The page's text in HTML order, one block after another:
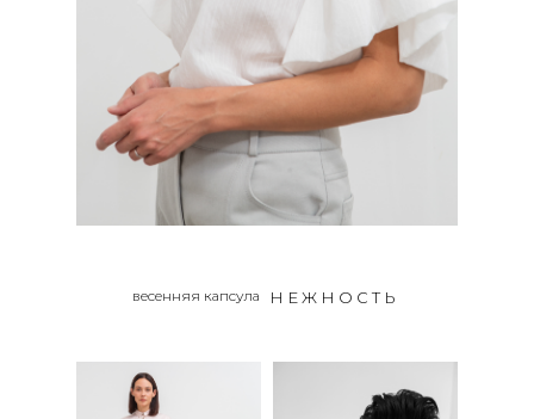
НЕЖНОСТЬ
весенняя капсула